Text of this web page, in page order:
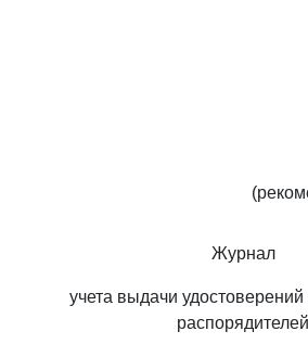
Журнал
учета выдачи
распорядителей